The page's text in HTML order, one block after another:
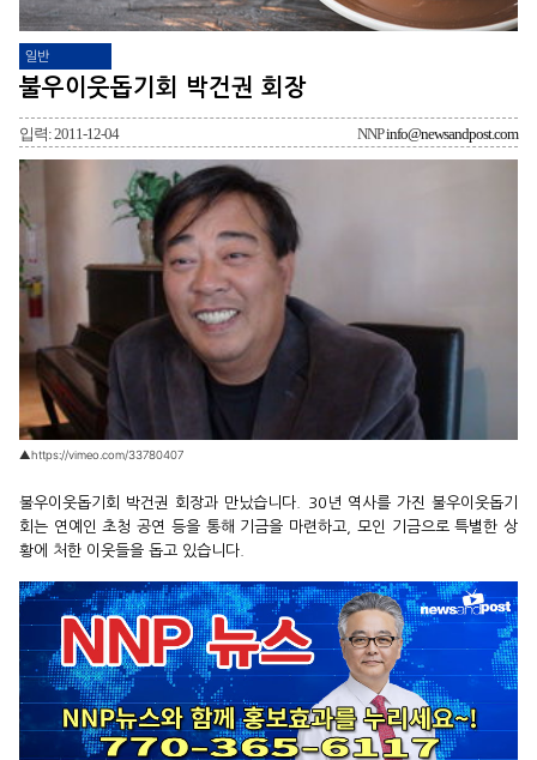
일반
불우이웃돕기회 박건권 회장
입력: 2011-12-04 NNPinfo@newsandpost.com
▲https://vimeo.com/33780407
불우이웃돕기회 박건권 회장과 만났습니다. 30년 역사를 가진 불우이웃돕기
회는 연예인 초청 공연 등을 통해 기금을 마련하고, 모인 기금으로 특별한 상
황에 처한 이웃들을 돕고 있습니다.